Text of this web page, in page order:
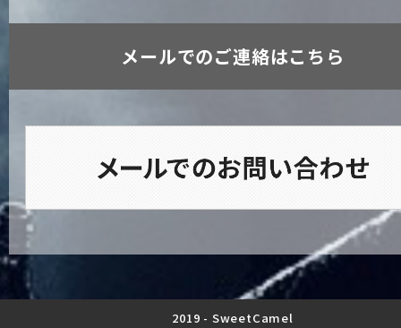
メールでのご連絡はこちら
2019 - SweetCamel